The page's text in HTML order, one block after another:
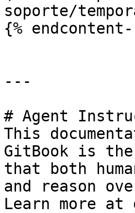
soporte/
{%
---
# Agent
This
GitBook is the
that both
and reason
Learn more at